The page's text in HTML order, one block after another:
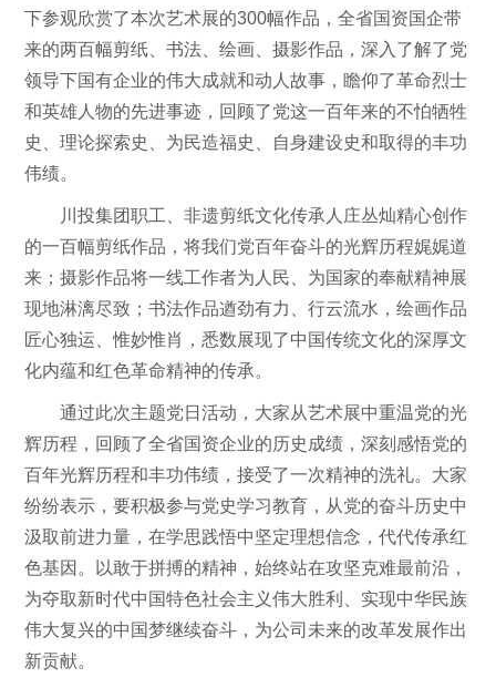
下参观欣赏了本次艺术展的300幅作品，全省国资国企带
来的两百幅剪纸、书法、绘画、摄影作品，深入了解了党
领导下国有企业的伟大成就和动人故事，瞻仰了革命烈士
和英雄人物的先进事迹，回顾了党这一百年来的不怕牺牲
史、理论探索史、为民造福史、自身建设史和取得的丰功
伟绩。
川投集团职工、非遗剪纸文化传承人庄丛灿精心创作
的一百幅剪纸作品，将我们党百年奋斗的光辉历程娓娓道
来；摄影作品将一线工作者为人民、为国家的奉献精神展
现地淋漓尽致；书法作品遒劲有力、行云流水，绘画作品
匠心独运、惟妙惟肖，悉数展现了中国传统文化的深厚文
化内蕴和红色革命精神的传承。
通过此次主题党日活动，大家从艺术展中重温党的光
辉历程，回顾了全省国资企业的历史成绩，深刻感悟党的
百年光辉历程和丰功伟绩，接受了一次精神的洗礼。大家
纷纷表示，要积极参与党史学习教育，从党的奋斗历史中
汲取前进力量，在学思践悟中坚定理想信念，代代传承红
色基因。以敢于拼搏的精神，始终站在攻坚克难最前沿，
为夺取新时代中国特色社会主义伟大胜利、实现中华民族
伟大复兴的中国梦继续奋斗，为公司未来的改革发展作出
新贡献。